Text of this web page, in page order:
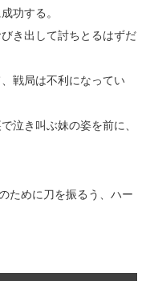
功する。
き出して討ちとるはずだ
戦局は不利になってい
泣き叫ぶ妹の姿を前に、
ために刀を振るう、ハー